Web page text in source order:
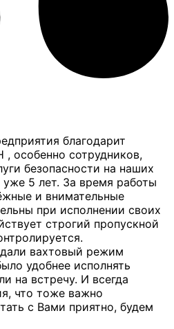
благодарит
особенно сотрудников,
безопасности на наших
5 лет. За время работы
и внимательные
при исполнении своих
строгий пропускной
вахтовый режим
удобнее исполнять
на встречу. И всегда
что тоже важно
с Вами приятно, будем